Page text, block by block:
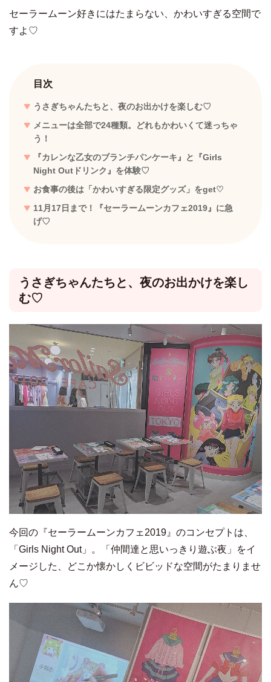
セーラームーン好きにはたまらない、かわいすぎる空間で
すよ♡
目次
うさぎちゃんたちと、夜のお出かけを楽しむ♡
メニューは全部で24種類。どれもかわいくて迷っちゃ
う！
『カレンな乙女のブランチパンケーキ』と『Girls
Night Outドリンク』を体験♡
お食事の後は「かわいすぎる限定グッズ」をget♡
11月17日まで！『セーラームーンカフェ2019』に急
げ♡
うさぎちゃんたちと、夜のお出かけを楽し
む♡
今回の『セーラームーンカフェ2019』のコンセプトは、
「Girls Night Out」。「仲間達と思いっきり遊ぶ夜」をイ
メージした、どこか懐かしくビビッドな空間がたまりませ
ん♡